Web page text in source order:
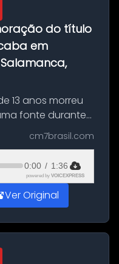
do título
em
13 anos morreu
fonte durante
da Copa do
em
de Salamanca,
cm7brasil.com
0:00 / 1:36
powered by VOICEXPRESS
Ver Original